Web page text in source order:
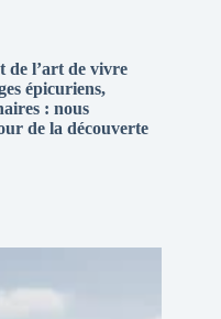
de l’art de vivre
épicuriens,
: nous
de la découverte